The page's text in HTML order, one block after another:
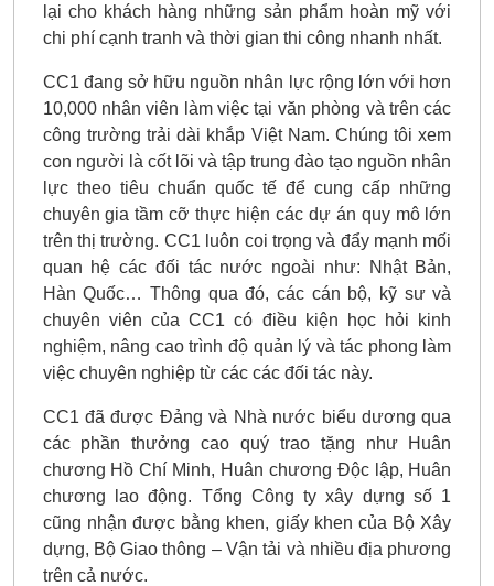
lại cho khách hàng những sản phẩm hoàn mỹ với
chi phí cạnh tranh và thời gian thi công nhanh nhất.
CC1 đang sở hữu nguồn nhân lực rộng lớn với hơn
10,000 nhân viên làm việc tại văn phòng và trên các
công trường trải dài khắp Việt Nam. Chúng tôi xem
con người là cốt lõi và tập trung đào tạo nguồn nhân
lực theo tiêu chuẩn quốc tế để cung cấp những
chuyên gia tầm cỡ thực hiện các dự án quy mô lớn
trên thị trường. CC1 luôn coi trọng và đẩy mạnh mối
quan hệ các đối tác nước ngoài như: Nhật Bản,
Hàn Quốc… Thông qua đó, các cán bộ, kỹ sư và
chuyên viên của CC1 có điều kiện học hỏi kinh
nghiệm, nâng cao trình độ quản lý và tác phong làm
việc chuyên nghiệp từ các các đối tác này.
CC1 đã được Đảng và Nhà nước biểu dương qua
các phần thưởng cao quý trao tặng như Huân
chương Hồ Chí Minh, Huân chương Độc lập, Huân
chương lao động. Tổng Công ty xây dựng số 1
cũng nhận được bằng khen, giấy khen của Bộ Xây
dựng, Bộ Giao thông – Vận tải và nhiều địa phương
trên cả nước.